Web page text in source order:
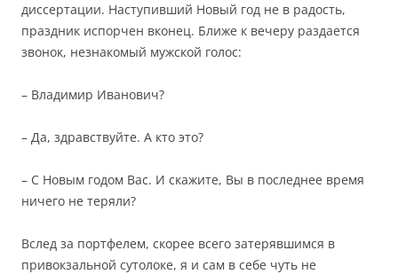
диссертации. Наступивший Новый год не в радость,
праздник испорчен вконец. Ближе к вечеру раздается
звонок, незнакомый мужской голос:
– Владимир Иванович?
– Да, здравствуйте. А кто это?
– С Новым годом Вас. И скажите, Вы в последнее время
ничего не теряли?
Вслед за портфелем, скорее всего затерявшимся в
привокзальной сутолоке, я и сам в себе чуть не